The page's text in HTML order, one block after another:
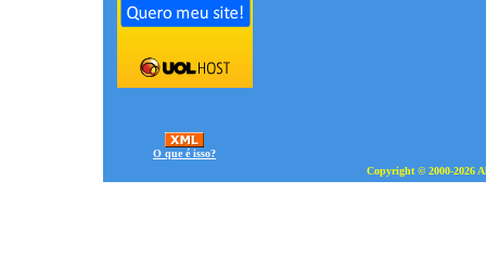
O que é isso?
Copyright © 2000-2026